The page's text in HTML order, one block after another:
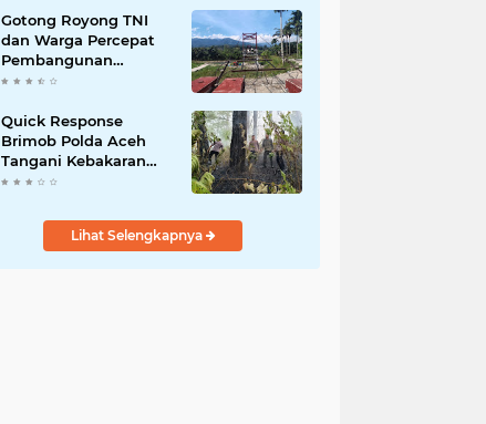
Gotong Royong TNI
dan Warga Percepat
Pembangunan
Jembatan Gantung
Aceh Tenggara
Quick Response
Brimob Polda Aceh
Tangani Kebakaran
Hutan di Lembah
Lihat Selengkapnya